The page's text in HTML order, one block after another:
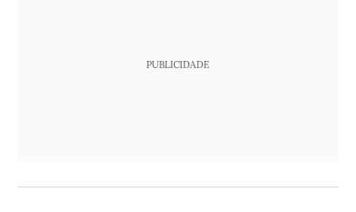
PUBLICIDADE